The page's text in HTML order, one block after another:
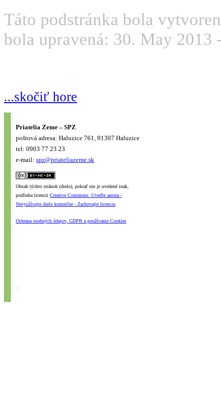
Táto podstránka bola
bola upravená: 30. May 2013
...skočiť hore
Priatelia Zeme – SPZ
poštová adresa: Haluzice 761, 91307 Haluzice
tel: 0903 77 23 23
e-mail: spz@priateliazeme.sk
Obsah týchto stránok (dielo), pokiaľ nie je uvedené inak,
podlieha licencii Creative Commons: Uveďte autora -
Nevyužívajte dielo komerčne - Zachovajte licenciu
Ochrana osobných údajov, GDPR a používanie Cookies